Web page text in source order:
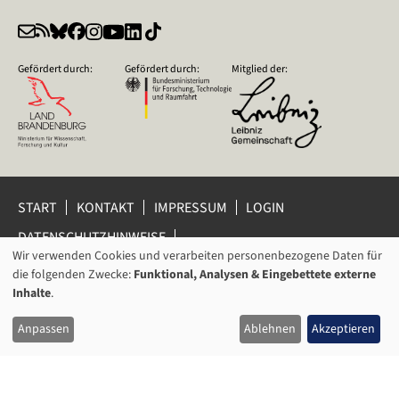
Gefördert durch: Gefördert durch: Mitglied der:
START KONTAKT IMPRESSUM
LOGIN
DATENSCHUTZHINWEISE
DATENSCHUTZ-EINSTELLUNGEN
HINWEISGEBERSCHUTZ
(ZZF) e.V.
VERWENDUNG
VON
PERSONENBEZOGENEN
DATEN
Wir verwenden Cookies und verarbeiten personenbezogene Daten für
die folgenden Zwecke: Funktional, Analysen & Eingebettete externe
Inhalte.
Anpassen Ablehnen Akzeptieren